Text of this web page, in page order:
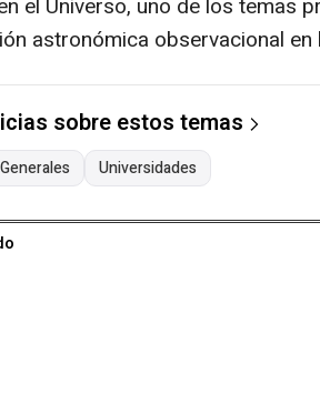
el Universo, uno de los temas
astronómica observacional
sobre estos temas
Universidades